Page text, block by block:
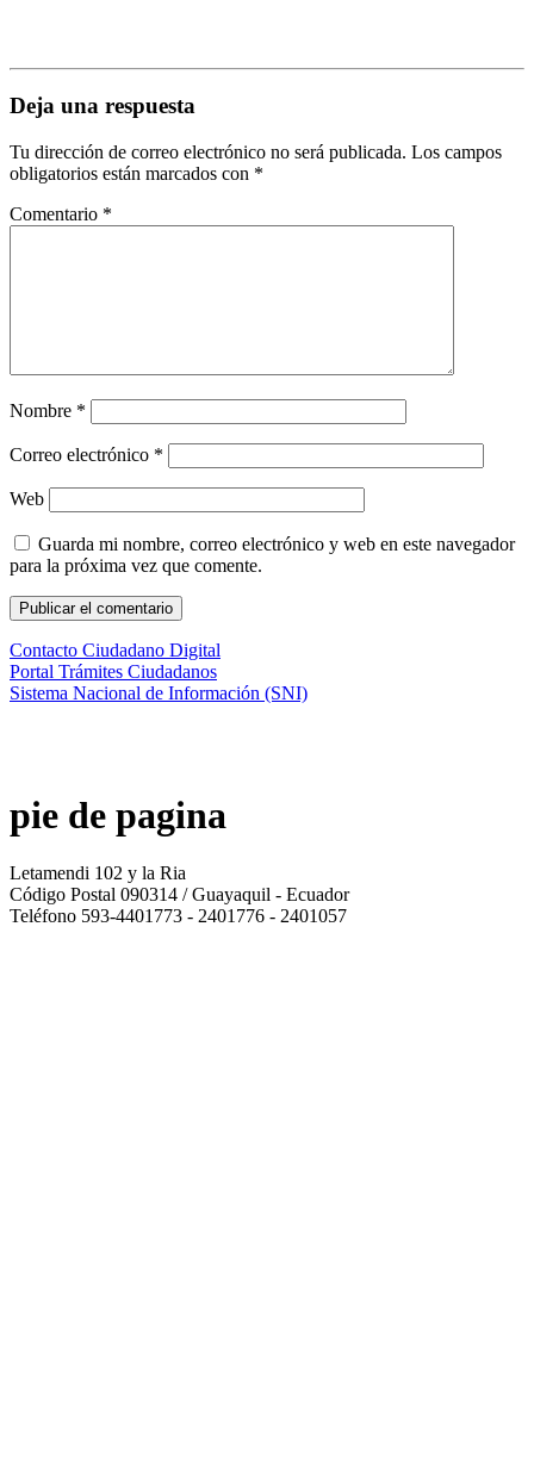
Deja una respuesta
Tu dirección de correo electrónico no será publicada. Los campos
obligatorios están marcados con *
Comentario *
Nombre *
Correo electrónico *
Web
Guarda mi nombre, correo electrónico y web en este navegador
para la próxima vez que comente.
Contacto Ciudadano Digital
Portal Trámites Ciudadanos
Sistema Nacional de Información (SNI)
pie de pagina
Letamendi 102 y la Ria
Código Postal 090314 / Guayaquil - Ecuador
Teléfono 593-4401773 - 2401776 - 2401057